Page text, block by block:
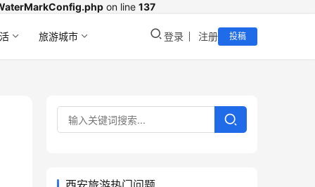
on line 137
旅游城市 登录 注册 投稿